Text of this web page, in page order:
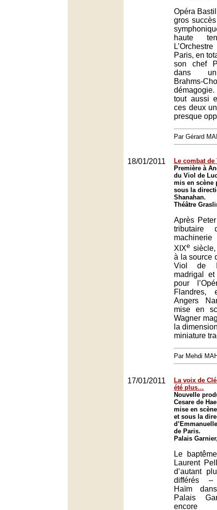
Opéra
gros
haute
Paris, en
son chef
dans un
Brahms-
tout aussi
ces deux
presque
Par Gérard
18/01/2011
Le combat
Première à
du Viol de
mis en scène
sous la
Shanahan.
Théâtre
Après
tributaire
XIXe
à la source
Viol de
madrigal
pour
Flandres,
Angers
mise en
Wagner
la
miniature
Par Mehdi
17/01/2011
La voix de
été plus…
Nouvelle
Cesare de
mise en
et sous la
de Paris.
Palais
Le
Laurent
d’autant
différés –
Haïm
Palais
encore